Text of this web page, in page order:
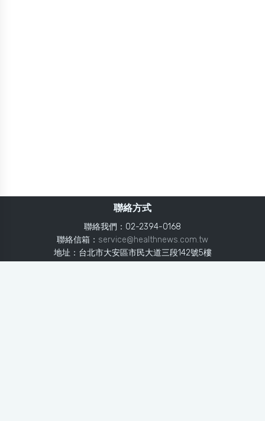
聯絡方式
聯絡我們：02-2394-0168
聯絡信箱： service@healthnews.com.tw
地址：台北市大安區市民大道三段142號5樓